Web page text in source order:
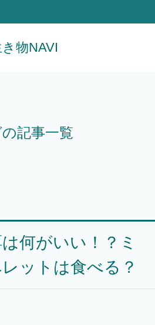
物NAVI
の記事一覧
何がいい！？ミ
ットは食べる？